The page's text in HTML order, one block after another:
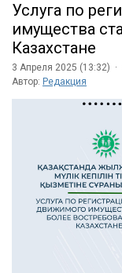
Услуга по
имущества
Казахстане
3 Апреля 2025 (13:32) ·
Автор: Редакция